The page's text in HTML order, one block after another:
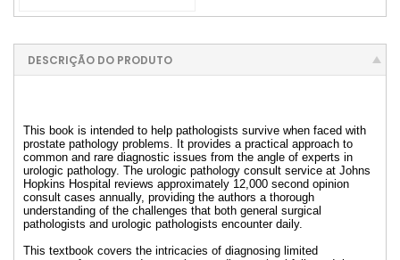
DESCRIÇÃO DO PRODUTO
This book is intended to help pathologists survive when faced with
prostate pathology problems. It provides a practical approach to
common and rare diagnostic issues from the angle of experts in
urologic pathology. The urologic pathology consult service at Johns
Hopkins Hospital reviews approximately 12,000 second opinion
consult cases annually, providing the authors a thorough
understanding of the challenges that both general surgical
pathologists and urologic pathologists encounter daily.
This textbook covers the intricacies of diagnosing limited